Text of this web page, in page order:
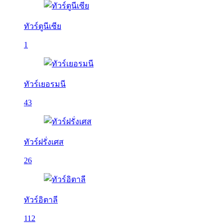
ทัวร์ตูนีเซีย
1
ทัวร์เยอรมนี
43
ทัวร์ฝรั่งเศส
26
ทัวร์อิตาลี
112